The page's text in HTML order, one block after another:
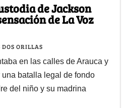
de Jackson
de La Voz
DOS ORILLAS
en las calles de Arauca y
batalla legal de fondo
del niño y su madrina